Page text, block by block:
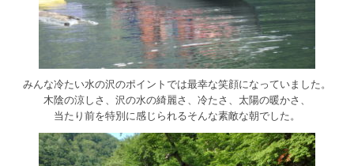
みんな冷たい水の沢のポイントでは最幸な笑顔になっていました。
木陰の涼しさ、沢の水の綺麗さ、冷たさ、太陽の暖かさ、
当たり前を特別に感じられるそんな素敵な朝でした。